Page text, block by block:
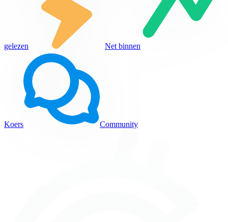
gelezen Net binnen
Koers Community